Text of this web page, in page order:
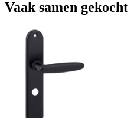
Vaak samen gekocht